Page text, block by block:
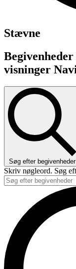
Stævne
Begivenheder
visninger
Søg efter begivenheder
Skriv nøgleord. Søg